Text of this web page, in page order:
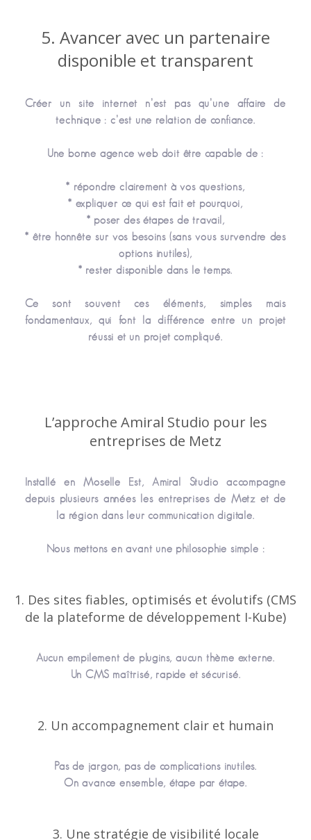
5. Avancer avec un partenaire
disponible et transparent
Créer un site internet n’est pas qu’une affaire de
technique : c’est une relation de confiance.
Une bonne agence web doit être capable de :
* répondre clairement à vos questions,
* expliquer ce qui est fait et pourquoi,
* poser des étapes de travail,
* être honnête sur vos besoins (sans vous survendre des
options inutiles),
* rester disponible dans le temps.
Ce sont souvent ces éléments, simples mais
fondamentaux, qui font la différence entre un projet
réussi et un projet compliqué.
L’approche Amiral Studio pour les
entreprises de Metz
Installé en Moselle Est, Amiral Studio accompagne
depuis plusieurs années les entreprises de Metz et de
la région dans leur communication digitale.
Nous mettons en avant une philosophie simple :
1. Des sites fiables, optimisés et évolutifs (CMS
de la plateforme de développement I-Kube)
Aucun empilement de plugins, aucun thème externe.
Un CMS maîtrisé, rapide et sécurisé.
2. Un accompagnement clair et humain
Pas de jargon, pas de complications inutiles.
On avance ensemble, étape par étape.
3. Une stratégie de visibilité locale